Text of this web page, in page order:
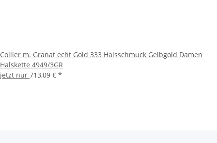
Collier m. Granat echt Gold 333 Halsschmuck Gelbgold Damen
Halskette 4949/3GR
jetzt nur 713,09 € *